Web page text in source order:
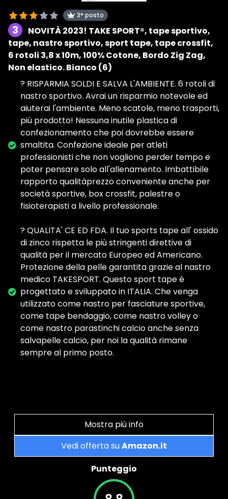
3° posto
3
NOVITÀ 2023! TAKE SPORT®, tape sportivo,
tape, nastro sportivo, sport tape, tape crossfit,
6 rotoli 3,8 x 10m, 100% Cotone, Bordo Zig Zag,
Non elastico. Bianco (6)
? RISPARMIA SOLDI E SALVA L'AMBIENTE. 6 rotoli di
nastro sportivo. Avrai un risparmio notevole ed
aiuterai l'ambiente. Meno scatole, meno trasporti,
più prodotto! Nessuna inutile plastica di
confezionamento che poi dovrebbe essere
smaltita. Confezione ideale per atleti
professionisti che non vogliono perder tempo e
poter pensare solo all'allenamento. Imbattibile
rapporto qualitàprezzo conveniente anche per
società sportive, box crossfit, palestre o
fisioterapisti a livello professionale.
? QUALITA' CE ED FDA. Il tuo sports tape all' ossido
di zinco rispetta le più stringenti direttive di
qualità per il mercato Europeo ed Americano.
Protezione della pelle garantita grazie al nastro
medico TAKESPORT. Questo sport tape è
progettato e sviluppato in ITALIA. Che venga
utilizzato come nastro per fasciature sportive,
come tape bendaggio, come nastro volley o
come nastro parastinchi calcio anche senza
salvapelle calcio, per noi la qualità rimane
sempre al primo posto.
Mostra più info
Vedi offerta suAmazon.it
Punteggio